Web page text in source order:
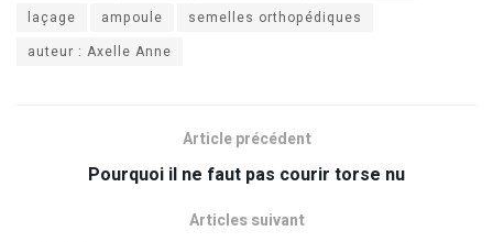
laçage
ampoule
semelles orthopédiques
auteur : Axelle Anne
Article précédent
Pourquoi il ne faut pas courir torse nu
Articles suivant